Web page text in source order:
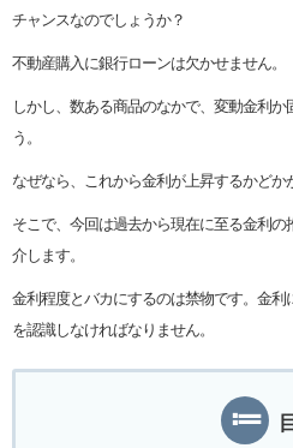
チャンスなのでしょうか？
不動産購入に銀行ローンは欠かせません。
しかし、数ある商品のなかで、変動金利
う。
なぜなら、これから金利が上昇するかどか
そこで、今回は過去から現在に至る金利
介します。
金利程度とバカにするのは禁物です。金
を認識しなければなりません。